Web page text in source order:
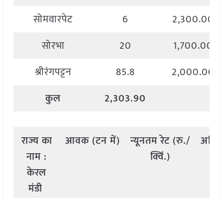
सोमवारपेट
6
2,300.00
सोरभा
20
1,700.00
श्रीरंगपट्टन
85.8
2,000.00
कुल
2,303.90
राज्यका
नाम :
केरल
मंडी
आवक (टनमें) न्यूनतमरेट (रु./
क्विं.)